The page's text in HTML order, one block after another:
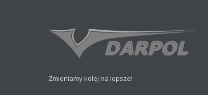
Zmieniamy kolej na lepsze!